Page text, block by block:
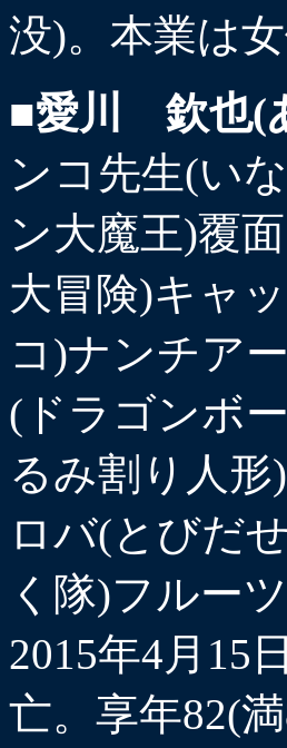
没)。本業は
■愛川 欽也(
ンコ先生(い
ン大魔王)覆
大冒険)キャ
コ)ナンチア
(ドラゴンボ
るみ割り人
ロバ(とびだ
く隊)フルー
2015年4月15
亡。享年82(